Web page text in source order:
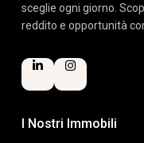
sceglie ogni giorno.
reddito e opportunità
I Nostri Immobili